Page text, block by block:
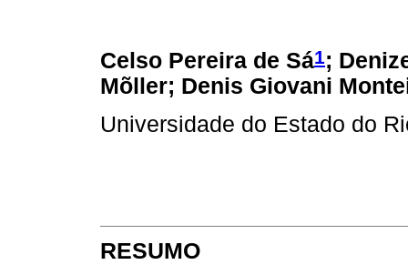
Celso Pereira de Sá1;
Mõller; Denis Giovani
Universidade do Estado do
RESUMO